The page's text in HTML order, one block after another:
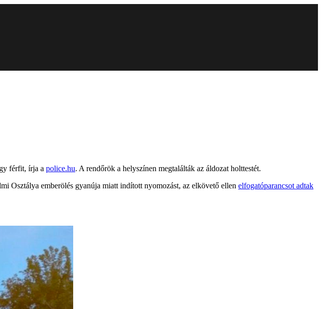
férfit, írja a police.hu. A rendőrök a helyszínen megtalálták az áldozat holttestét.
Osztálya emberölés gyanúja miatt indított nyomozást, az elkövető ellen elfogatóparancsot adtak